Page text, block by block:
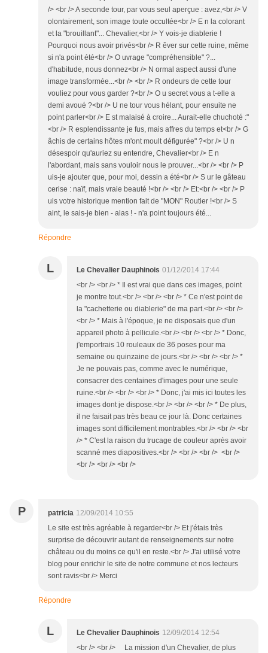
/> <br /> A seconde tour, par vous seul aperçue : avez,<br /> V
olontairement, son image toute occultée<br /> E n la colorant
et la "brouillant"... Chevalier,<br /> Y vois-je diablerie !
Pourquoi nous avoir privés<br /> R êver sur cette ruine, même
si n'a point été<br /> O uvrage "compréhensible" ?...
d'habitude, nous donnez<br /> N ormal aspect aussi d'une
image transformée...<br /> <br /> R ondeurs de cette tour
vouliez pour vous garder ?<br /> O u secret vous a t-elle a
demi avoué ?<br /> U ne tour vous hélant, pour ensuite ne
point parler<br /> E st malaisé à croire... Aurait-elle chuchoté :"
<br /> R esplendissante je fus, mais affres du temps et<br /> G
âchis de certains hôtes m'ont moult défigurée" ?<br /> U n
désespoir qu'auriez su entendre, Chevalier<br /> E n
l'abordant, mais sans vouloir nous le prouver...<br /> <br /> P
uis-je ajouter que, pour moi, dessin a été<br /> S ur le gâteau
cerise : naïf, mais vraie beauté !<br /> <br /> Et:<br /> <br /> P
uis votre historique mention fait de "MON" Routier !<br /> S
aint, le sais-je bien - alas ! - n'a point toujours été...
Répondre
L Le Chevalier Dauphinois 01/12/2014 17:44
<br /> <br /> * Il est vrai que dans ces images, point
je montre tout.<br /> <br /> <br /> * Ce n'est point de
la "cachetterie ou diablerie" de ma part.<br /> <br />
<br /> * Mais à l'époque, je ne disposais que d'un
appareil photo à pellicule.<br /> <br /> <br /> * Donc,
j'emportrais 10 rouleaux de 36 poses pour ma
semaine ou quinzaine de jours.<br /> <br /> <br /> *
Je ne pouvais pas, comme avec le numérique,
consacrer des centaines d'images pour une seule
ruine.<br /> <br /> <br /> * Donc, j'ai mis ici toutes les
images dont je dispose.<br /> <br /> <br /> * De plus,
il ne faisait pas très beau ce jour là. Donc certaines
images sont difficilement montrables.<br /> <br /> <br
/> * C'est la raison du trucage de couleur après avoir
scanné mes diapositives.<br /> <br /> <br /> <br />
<br /> <br /> <br />
P patricia 12/09/2014 10:55
Le site est très agréable à regarder<br /> Et j'étais très
surprise de découvrir autant de renseignements sur notre
château ou du moins ce qu'il en reste.<br /> J'ai utilisé votre
blog pour enrichir le site de notre commune et nos lecteurs
sont ravis<br /> Merci
Répondre
L Le Chevalier Dauphinois 12/09/2014 12:54
<br /> <br /> La mission d'un Chevalier, de plus